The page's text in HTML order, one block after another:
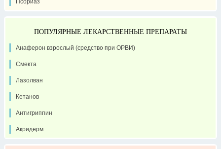
ПОПУЛЯРНЫЕ ЛЕКАРСТВЕННЫЕ ПРЕПАРАТЫ
Анаферон взрослый (средство при ОРВИ)
Смекта
Лазолван
Кетанов
Антигриппин
Акридерм